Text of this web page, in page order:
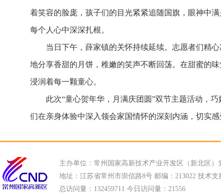
着笑容的脸庞，孩子们的目光紧紧追随国旗，眼神中
每个人心中深深扎根。
当日下午，薛家镇的关怀持续延续。志愿者们精
地分享香甜的月饼，稚嫩的笑声不断回荡。在甜蜜的
浸润着每一颗童心。
此次“童心贺年华，月满庆团圆”双节主题活动，
们在亲身体验中深入领会家国情怀的深刻内涵，切实
主办单位：常州国家高新技术产业开发区（新北区）
地址：江苏省常州市崇信路8号 邮编：213022 技术支
总访问量： 132459711 今日访问量： 21556